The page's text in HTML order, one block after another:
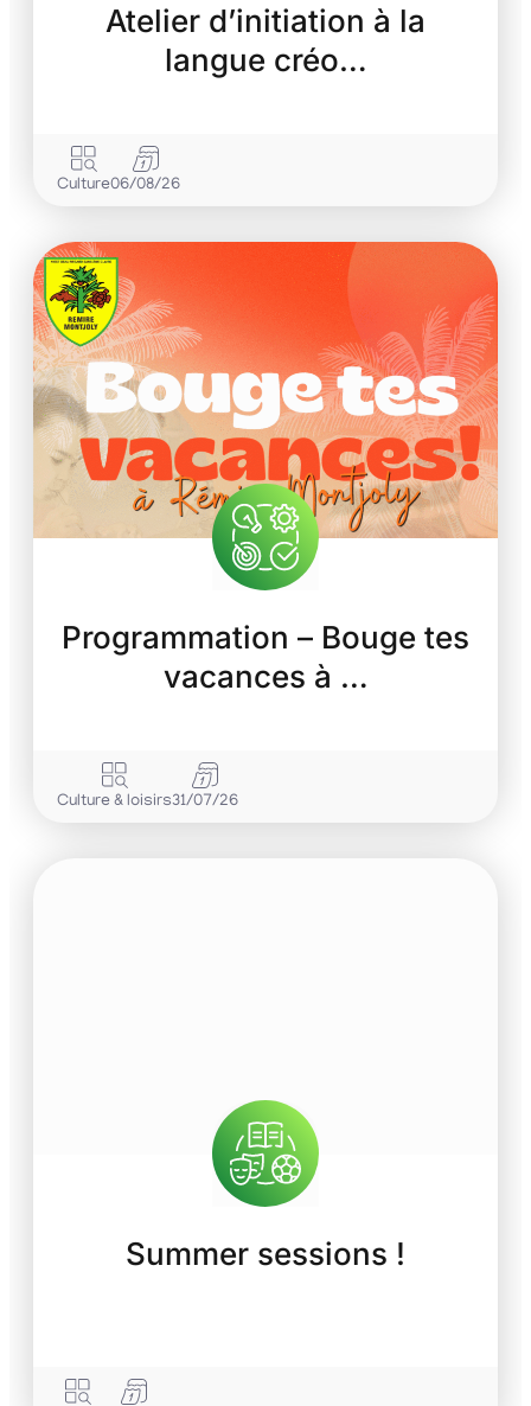
Atelier d’initiation à la
langue créo…
Culture06/08/26
Programmation – Bouge tes
vacances à …
Culture & loisirs31/07/26
Summer sessions !